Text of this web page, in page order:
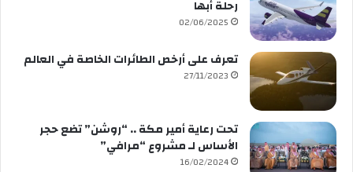
رحلة أبها
02/06/2025
تعرف على أرخص الطائرات الخاصة في العالم
27/11/2023
تحت رعاية أمير مكة .. “روشن” تضع حجر
الأساس لـ مشروع “مرافي”
16/02/2024